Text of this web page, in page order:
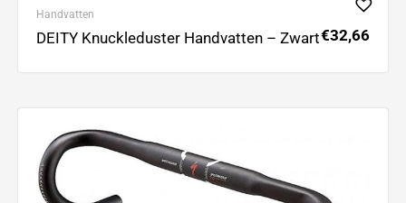
Handvatten
DEITY Knuckleduster Handvatten – Zwart€32,66